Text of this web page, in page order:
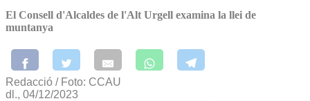
El Consell d'Alcaldes de l'Alt Urgell examina la llei de
muntanya
Redacció / Foto: CCAU
dl., 04/12/2023